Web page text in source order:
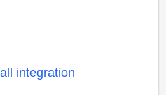
integration